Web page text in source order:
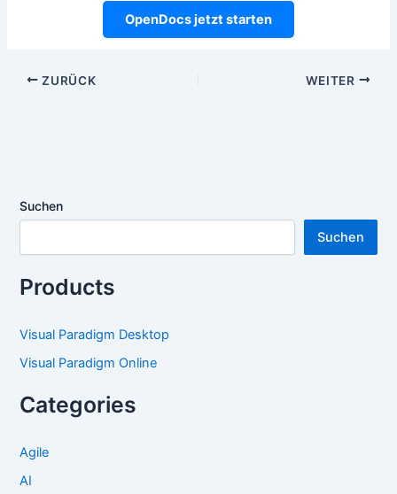
OpenDocs jetzt starten
ZURÜCK WEITER
Suchen
Suchen
Products
Visual Paradigm Desktop
Visual Paradigm Online
Categories
Agile
AI